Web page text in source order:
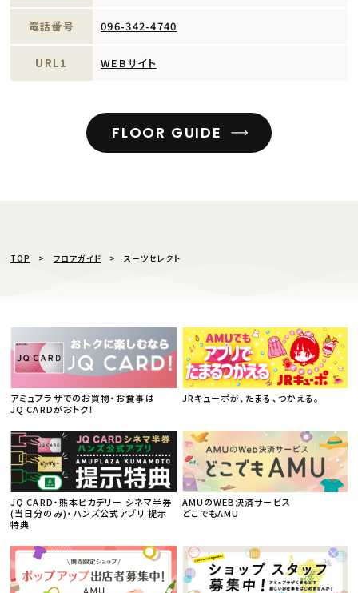
電話番号 096-342-4740
URL1 WEBサイト
FLOOR GUIDE
TOP フロアガイド スーツセレクト
アミュプラザでのお買物・お食事は
JQ CARDがおトク！
JRキューポが、たまる、つかえる。
JQ CARD・熊本ピカデリー シネマ半券
(当日分のみ)・ハンズ公式アプリ 提示
特典
AMUのWEB決済サービス
どこでもAMU